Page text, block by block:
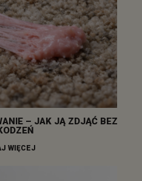
– JAK JĄ ZDJĄĆ BEZ
WIĘCEJ